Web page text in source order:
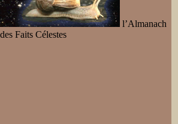
l’Almanach
des Faits Célestes